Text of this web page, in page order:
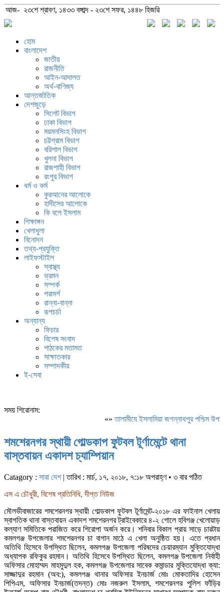
আজ- ২৩শে শ্রাবণ, ১৪৩৩ বঙ্গাব্দ - ২৩শে সফর, ১৪৪৮ হিজরি
হোম
বাংলাদেশ
জাতীয়
রাজনীতি
আইন-আদালত
অর্থ-বাণিজ্য
আন্তর্জাতিক
দেশজুড়ে
সিলেট বিভাগ
ঢাকা বিভাগ
ময়মনসিংহ বিভাগ
চট্টগ্রাম বিভাগ
বরিশাল বিভাগ
খুলনা বিভাগ
রাজশাহী বিভাগ
রংপুর বিভাগ
ধর্ম ও কর্ম
কুরআনের আলোকে
হাদীসের আলোকে
কি বলে ইসলাম
শিক্ষাঙ্গন
খেলাধুলা
বিনোদন
তথ্য-প্রযুক্তি
লাইফস্টাইল
স্বাস্থ্য
ভ্রমন
সম্পর্ক
পরামর্শ
রান্না-বান্না
রূপচর্চা
অন্যান্য
ফিচার
বিশেষ সংবাদ
পাঠকের মতামত
সাক্ষাতকার
সম্পাদকীয়
ই-সেবা
সময় শিরোনাম:
«»‎তালামীযে ইসলামিয়া জগন্নাথপুর পশ্চিম
শমশেরনগর স্থায়ী গোল্ডকাপ ফুটবল টূর্ণামেন্টে থানা
বাস্তবায়ন একাদশ চ্যাম্পিয়ান
Catagory : সারা দেশ| তারিখ : মার্চ, ১৭, ২০১৮, ৭:১৮ অপরাহ্ণ • ৩ বার পঠিত
এস এ চৌধুরী, বিশেষ প্রতিনিধি, দীপ্ত নিউজ
মৌলভীবাজারের শমশেরনগর স্থায়ী গোল্ডকাপ ফুটবল টূর্ণামেন্ট-২০১৮ এর ফাইনাল খেলায়
স্বাগতিক থানা বাস্তবায়ন একাদশ শমশেরনগর ট্রাইবেকারে ৪-২ গোলে হবিগঞ্জ খেলোয়াড়
কল্যাণ সমিতিকে পরাজিত করে শিরোপা অর্জন করে। শনিবার বিকাল প্রায় সাড়ে চারটায়
কমলগঞ্জ উপজেলার শমশেরনগর চা বাগান মাঠে এ খেলা অনুষ্ঠিত হয়। এতে প্রধান
অতিথি হিসেবে উপস্থিত ছিলেন, কমলগঞ্জ উপজেলা পরিষদের চেয়ারম্যান মুক্তিযোদ্ধা
অধ্যাপক রফিকুর রহমান। অতিথি হিসেবে উপস্থিত ছিলেন, কমলগঞ্জ উপজেলা নির্বাহী
অফিসার মোহাম্মদ মাহমুদুল হক, কমলগঞ্জ উপজেলার সাবেক কমান্ডার মুক্তিযোদ্ধা ক্যা:
সাজ্জাদুর রহমান (অব:), কমলগঞ্জ থানার অফিসার ইনচার্জ মোঃ মোকতাদির হোসেন
পিপিএম, অফিসার ইনচার্জ(তদন্ত) মোঃ নজরুল ইসলাম, শমশেরনগর পুলিশ ফাঁড়ির